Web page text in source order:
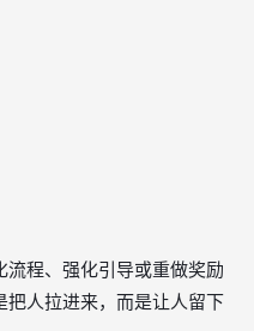
程、强化引导或重做奖励
人拉进来，而是让人留下